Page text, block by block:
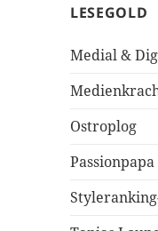
LESEGOLD
Medial &
Ostroplog
Passionpapa